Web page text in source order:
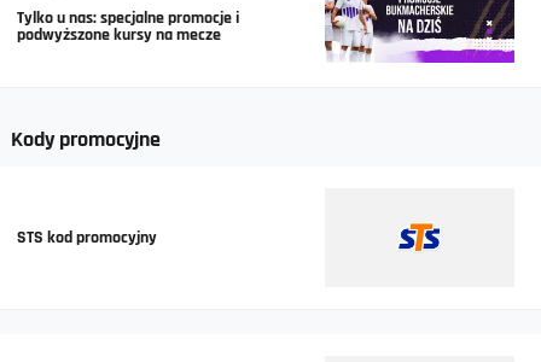
Tylko u nas: specjalne promocje i
podwyższone kursy na mecze
Kody promocyjne
STS kod promocyjny